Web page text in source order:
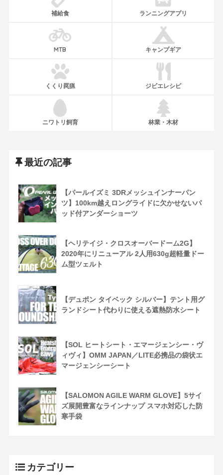
補給食 ランニングアプリ
MTB キャンプギア
くくり罠猟 ジビエレシピ
ニワトリ飼育 林業・木材
最近の記事
【パールイズミ 3DRメッシュインナーパン
ツ】100km越えロングライドに欠かせないパ
ッド付アンダーショーツ
【ヘリテイジ・クロスオーバードーム2G】
2020年にリニューアル 2人用630g超軽量ドー
ム型ツェルト
【デュポン タイベック シルバー】テント用グ
ランドシート代わりに使える遮熱防水シート
【SOL ヒートシート・エマージェンシー・ヴ
ィヴィ】OMM JAPAN／LITE必携品の袋状エ
マージェンシーシート
【SALOMON AGILE WARM GLOVE】5サイ
ズ展開豊富なラインナップ スマホ対応した防
寒手袋
カテゴリー